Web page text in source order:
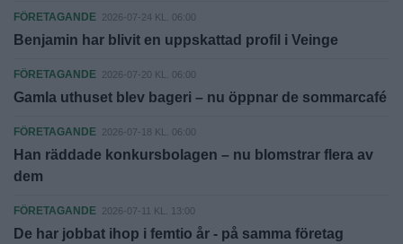
FÖRETAGANDE 2026-07-24 KL. 06:00
Benjamin har blivit en uppskattad profil i Veinge
FÖRETAGANDE 2026-07-20 KL. 06:00
Gamla uthuset blev bageri – nu öppnar de sommarcafé
FÖRETAGANDE 2026-07-18 KL. 06:00
Han räddade konkursbolagen – nu blomstrar flera av
dem
FÖRETAGANDE 2026-07-11 KL. 13:00
De har jobbat ihop i femtio år - på samma företag